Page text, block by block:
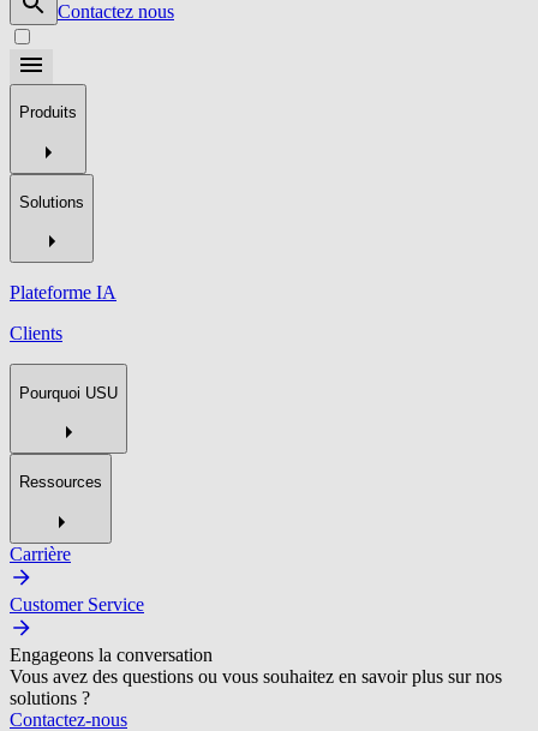
Contactez nous
Produits
Solutions
Plateforme IA
Clients
Pourquoi USU
Ressources
Carrière
Customer Service
Engageons la conversation
Vous avez des questions ou vous souhaitez en savoir plus sur nos
solutions ?
Contactez-nous